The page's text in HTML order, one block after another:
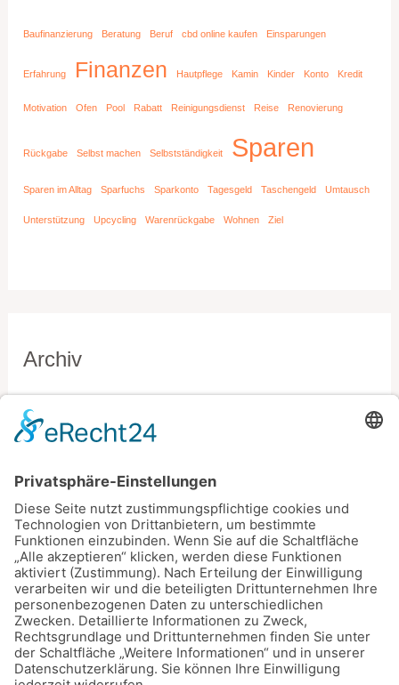
Baufinanzierung Beratung Beruf cbd online kaufen Einsparungen
Erfahrung Finanzen Hautpflege Kamin Kinder Konto Kredit
Motivation Ofen Pool Rabatt Reinigungsdienst Reise Renovierung
Rückgabe Selbst machen Selbstständigkeit Sparen
Sparen im Alltag Sparfuchs Sparkonto Tagesgeld Taschengeld Umtausch
Unterstützung Upcycling Warenrückgabe Wohnen Ziel
Archiv